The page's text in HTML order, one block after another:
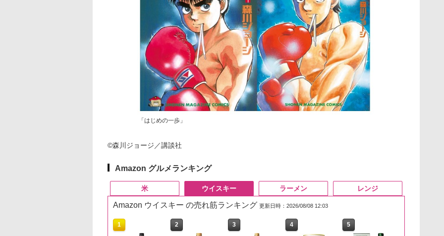
「はじめの一歩」
©森川ジョージ／講談社
Amazon グルメランキング
米
1 2 3 4 5
ウイスキー
Amazon ウイスキー の売れ筋ランキング 更新日時：2026/08/08 12:03
1 2 3 4 5
ラーメン レンジ